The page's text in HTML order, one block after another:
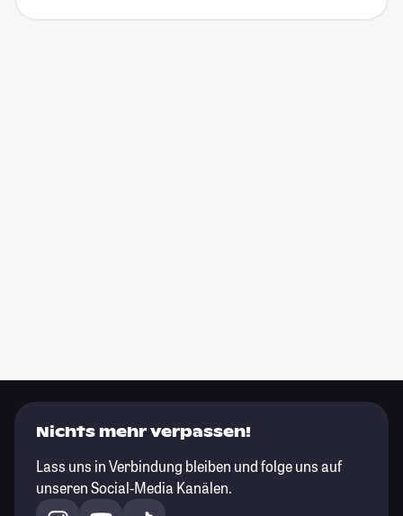
Nichts mehr verpassen!
Lass uns in Verbindung bleiben und folge uns auf
unseren Social-Media Kanälen.